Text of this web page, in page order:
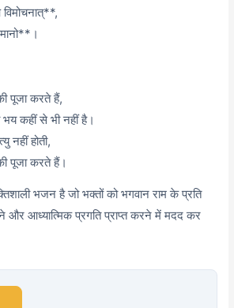
विमोचनात्**,
पूजा करते हैं,
कहीं से भी नहीं है।
नहीं होती,
पूजा करते हैं।
भजन है जो भक्तों को भगवान राम के प्रति
और आध्यात्मिक प्रगति प्राप्त करने में मदद कर